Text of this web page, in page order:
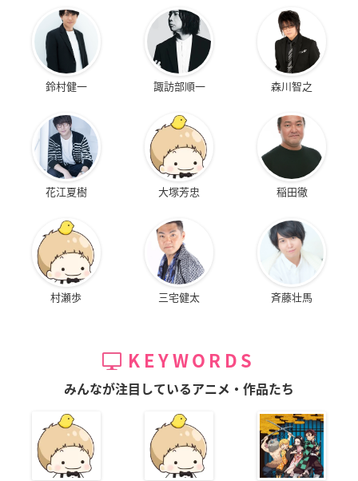
鈴村健一 諏訪部順一 森川智之
花江夏樹 大塚芳忠 稲田徹
村瀬歩 三宅健太 斉藤壮馬
KEYWORDS
みんなが注目しているアニメ・作品たち